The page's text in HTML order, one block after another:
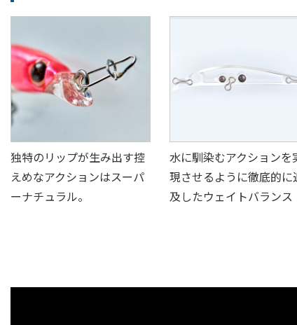
独特のリップが生み出す控
えめなアクションはスーパ
ーナチュラル。
水に馴染むアクションを
現させるように徹底的に
及したウェイトバランス